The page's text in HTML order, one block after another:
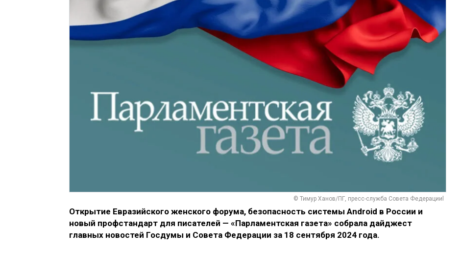
© Тимур Ханов/ПГ, пресс-служба Совета Федерацииl
Открытие Евразийского женского форума, безопасность системы Android в России и
новый профстандарт для писателей — «Парламентская газета» собрала дайджест
главных новостей Госдумы и Совета Федерации за 18 сентября 2024 года.